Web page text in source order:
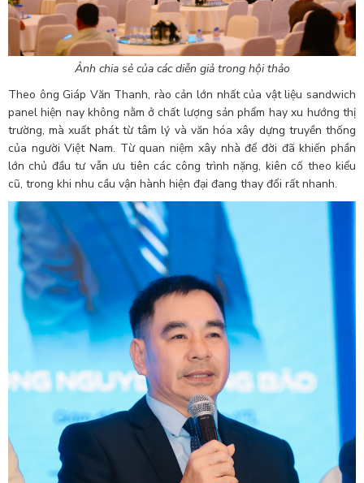
Ảnh chia sẻ của các diễn giả trong hội thảo
Theo ông Giáp Văn Thanh, rào cản lớn nhất của vật liệu sandwich
panel hiện nay không nằm ở chất lượng sản phẩm hay xu hướng thị
trường, mà xuất phát từ tâm lý và văn hóa xây dựng truyền thống
của người Việt Nam. Từ quan niệm xây nhà để đời đã khiến phần
lớn chủ đầu tư vẫn ưu tiên các công trình nặng, kiên cố theo kiểu
cũ, trong khi nhu cầu vận hành hiện đại đang thay đổi rất nhanh.